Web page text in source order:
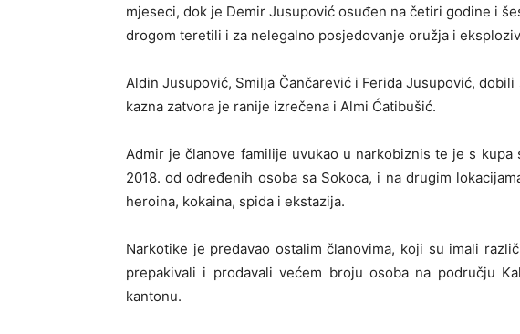
mjeseci, dok je Demir Jusupović osuđen na četiri godine i
drogom teretili i za nelegalno posjedovanje oružja i
Aldin Jusupović, Smilja Čančarević i Ferida Jusupović,
kazna zatvora je ranije izrečena i Almi Ćatibušić.
Admir je članove familije uvukao u narkobiznis te je s kupa
2018. od određenih osoba sa Sokoca, i na drugim
heroina, kokaina, spida i ekstazija.
Narkotike je predavao ostalim članovima, koji su imali
prepakivali i prodavali većem broju osoba na području
kantonu.